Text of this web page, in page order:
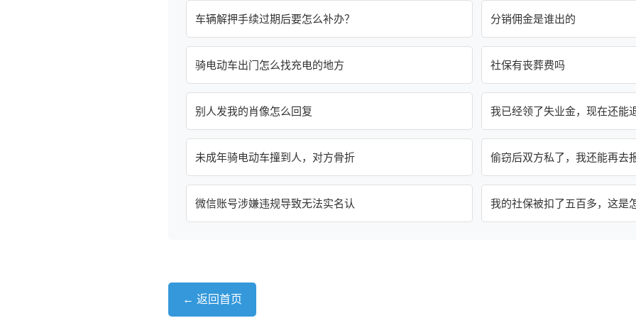
车辆解押手续过期后要怎么补办？ 分销佣金是谁出的
骑电动车出门怎么找充电的地方 社保有丧葬费吗
别人发我的肖像怎么回复 我已经领了失业金，现在还能
未成年骑电动车撞到人，对方骨折 偷窃后双方私了，我还能再去
微信账号涉嫌违规导致无法实名认 我的社保被扣了五百多，这是
← 返回首页